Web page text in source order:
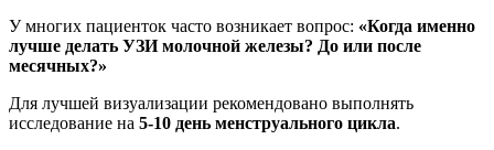
У многих пациенток часто возникает вопрос: «Когда именно
лучше делать УЗИ молочной железы? До или после
месячных?»
Для лучшей визуализации рекомендовано выполнять
исследование на 5-10 день менструального цикла.